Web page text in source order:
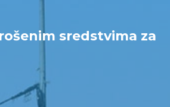
sredstvima za